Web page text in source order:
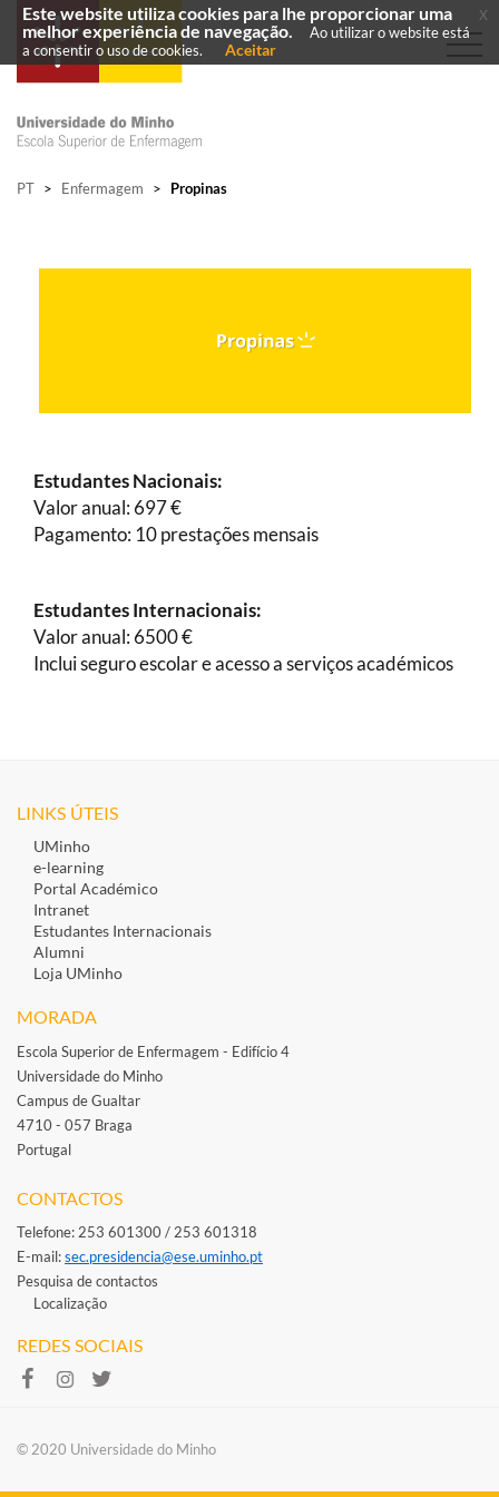
PT > Enfermagem > Propinas
Estudantes Nacionais:
Valor anual: 697 €
Pagamento: 10 prestações mensais
Estudantes Internacionais:
Valor anual: 6500 €
Inclui seguro escolar e acesso a serviços académicos
LINKS ÚTEIS
UMinho
e-learning
Portal Académico
Intranet
Estudantes Inte​rnacionais
Alumni
Loja UMinho
MORADA
Escola Superior de Enfermagem - Edifício 4
Universidade do Minho
Campus de Gualtar
4710 - 057 Braga
Portugal
CONTACTOS
Telefone: 253 601300 / 253 601318
E-mail: ​sec.presidencia@ese.uminho.​pt
Pesquisa de contactos
Localização
REDES SOCIAIS
​​© 2020 Universidade do Minho​​​​​​​​
Este website utiliza cookies para lhe proporcionar uma
melhor experiência de navegação.
Ao utilizar o website está
a consentir o uso de cookies.
Aceitar
x